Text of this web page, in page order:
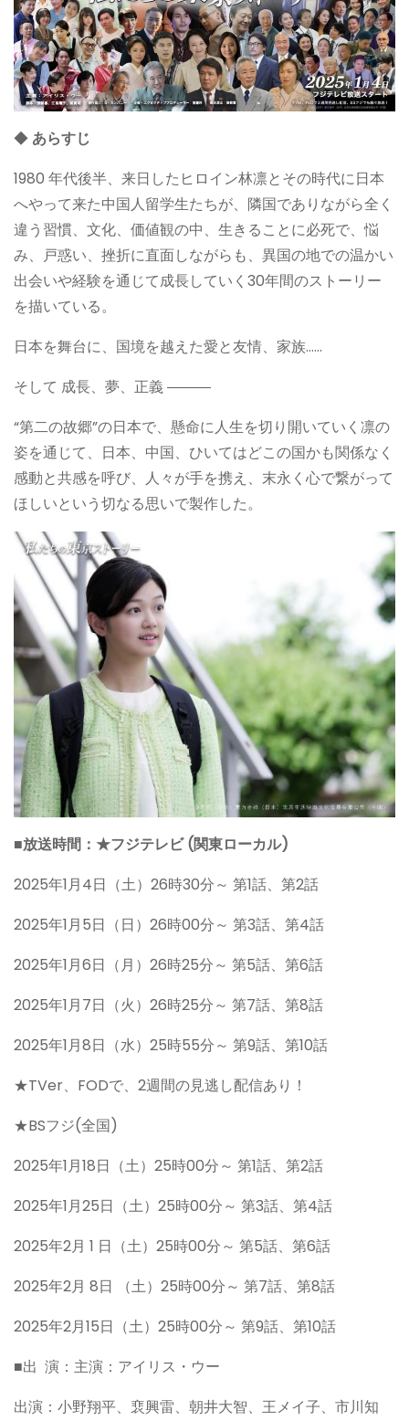
◆ あらすじ
1980 年代後半、来日したヒロイン林凛とその時代に日本
へやって来た中国人留学生たちが、隣国でありながら全く
違う習慣、文化、価値観の中、生きることに必死で、悩
み、戸惑い、挫折に直面しながらも、異国の地での温かい
出会いや経験を通じて成長していく30年間のストーリー
を描いている。
日本を舞台に、国境を越えた愛と友情、家族……
そして 成長、夢、正義 ―――
“第二の故郷”の日本で、懸命に人生を切り開いていく凛の
姿を通じて、日本、中国、ひいてはどこの国かも関係なく
感動と共感を呼び、人々が手を携え、末永く心で繋がって
ほしいという切なる思いで製作した。
■放送時間：★フジテレビ (関東ローカル)
2025年1月4日（土）26時30分～ 第1話、第2話
2025年1月5日（日）26時00分～ 第3話、第4話
2025年1月6日（月）26時25分～ 第5話、第6話
2025年1月7日（火）26時25分～ 第7話、第8話
2025年1月8日（水）25時55分～ 第9話、第10話
★TVer、FODで、2週間の見逃し配信あり！
★BSフジ(全国)
2025年1月18日（土）25時00分～ 第1話、第2話
2025年1月25日（土）25時00分～ 第3話、第4話
2025年2月 1 日（土）25時00分～ 第5話、第6話
2025年2月 8日 （土）25時00分～ 第7話、第8話
2025年2月15日（土）25時00分～ 第9話、第10話
■出 演：主演：アイリス・ウー
出演：小野翔平、裵興雷、朝井大智、王メイ子、市川知